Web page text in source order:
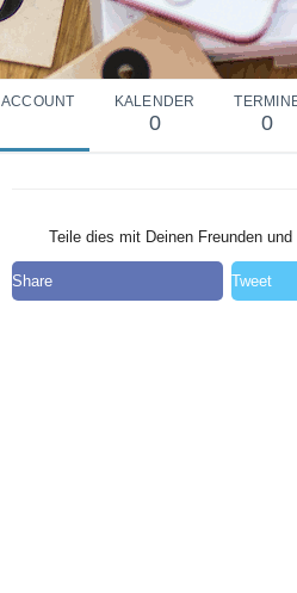
ACCOUNT KALENDER
0 0
Teile dies mit Deinen Freunden
Share Tweet